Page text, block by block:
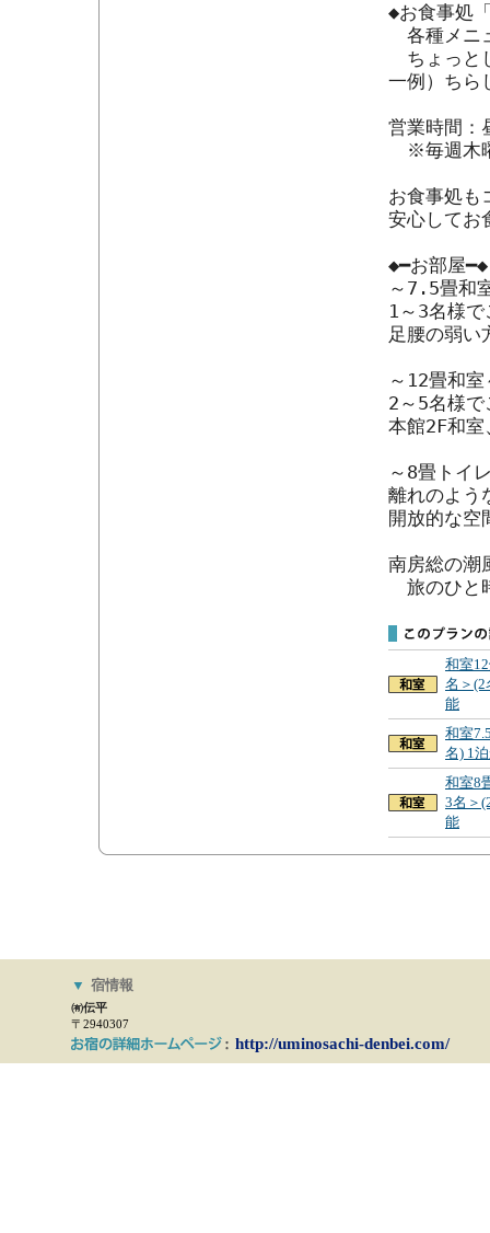
◆お食事処
各種メニ
ちょっと
一例）ちら
営業時間
※毎週木
お食事処も
安心してお
◆━お部屋━◆
～7.5畳和
1～3名様
足腰の弱い
～12畳和室
2～5名様
本館2F和室
～8畳トイ
離れのよう
開放的な空
南房総の潮
旅のひと
和室
名＞(2
能
和室
名) 1
和室8
3名＞
能
▼ 宿情報
㈲伝平
〒2940307
http://uminosachi-denbei.com/